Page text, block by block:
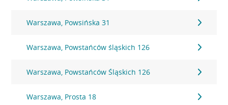
Warszawa, Powsińska 31
Warszawa, Powstańców śląskich 126
Warszawa, Powstańców Śląskich 126
Warszawa, Prosta 18